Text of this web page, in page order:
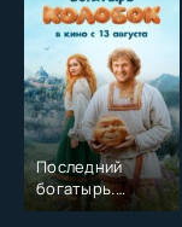
Последний
богатырь.
Колобок (2026)